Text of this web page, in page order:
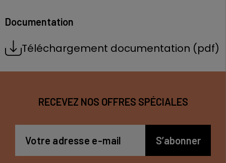
Documentation
Téléchargement documentation (pdf)
RECEVEZ NOS OFFRES SPÉCIALES